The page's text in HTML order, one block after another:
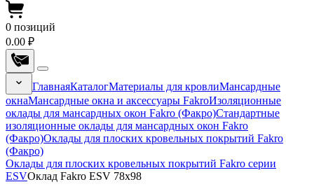
0 позиций
0.00 ₽
ГлавнаяКаталогМатериалы для кровлиМансардные
окнаМансардные окна и аксессуары FakroИзоляционные
оклады для мансардных окон Fakro (Факро)Стандартные
изоляционные оклады для мансардных окон Fakro
(Факро)Оклады для плоских кровельных покрытий Fakro
(Факро)
Оклады для плоских кровельных покрытий Fakro серии
ESVОклад Fakro ESV 78x98